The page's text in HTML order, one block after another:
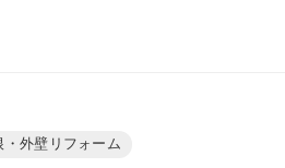
・外壁リフォーム